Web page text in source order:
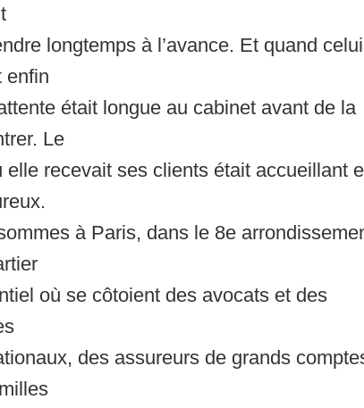
longtemps à l’avance. Et quand
enfin
était longue au cabinet avant de la
Le
elle recevait ses clients était accueillant
à Paris, dans le 8e
où se côtoient des avocats et des
des assureurs de grands